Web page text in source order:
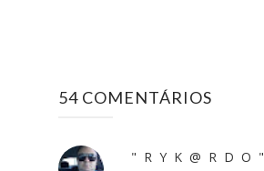
54 COMENTÁRIOS
" R Y K @ R D O "